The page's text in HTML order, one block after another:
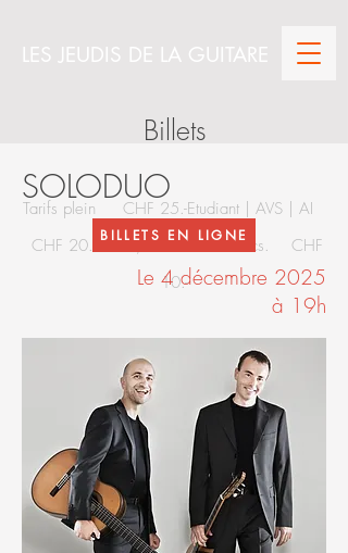
LES JEUDIS DE LA GUITARE
Billets
Tarifs plein CHF 25.-Etudiant | AVS | AI
CHF 20.- Enfant, 20 ans 20 francs. CHF
10.-
Les Billets sont en vente en ligne au lien
suivant:
Ils sont également disponibles chez
SOLODUO
BILLETS EN LIGNE
Le 4 décembre 2025
à 19h